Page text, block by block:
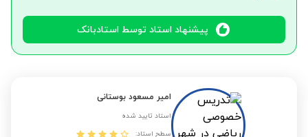
پیشنهاد استاد توسط استادبانک
امیر مسعود بوستانی
استاد تایید شده
سطح استاد: